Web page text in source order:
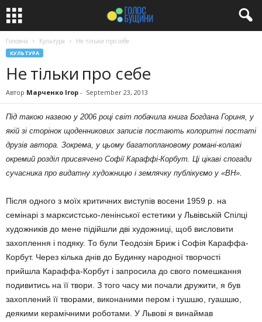
Головна Культура Не тільки про себе
КУЛЬТУРА
Не тільки про себе
Автор Марченко Ігор - September 23, 2013
Під такою назвою у 2006 році світ побачила книга Богдана Гориня, у
якій зі сторінок щоденникових записів постають колоритні постаті
друзів автора. Зокрема, у цьому багатоплановому романі-колажі
окремий розділ присвячено Софії Караффі-Корбут. Ці цікаві спогади
сучасника про видатну художницю і землячку публікуємо у «ВН».
Після одного з моїх критичних виступів восени 1959 р. на
семінарі з марксистсько-ленінської естетики у Львівській Спілці
художників до мене підійшли дві художниці, щоб висловити
захоплення і подяку. То були Теодозія Бриж і Софія Караффа-
Корбут. Через кілька днів до Будинку народної творчості
прийшла Караффа-Корбут і запросила до свого помешкання
подивитись на її твори. З того часу ми почали дружити, я був
захоплений її творами, виконаними пером і тушшю, гуашшю,
деякими керамічними роботами. У Львові я винаймав